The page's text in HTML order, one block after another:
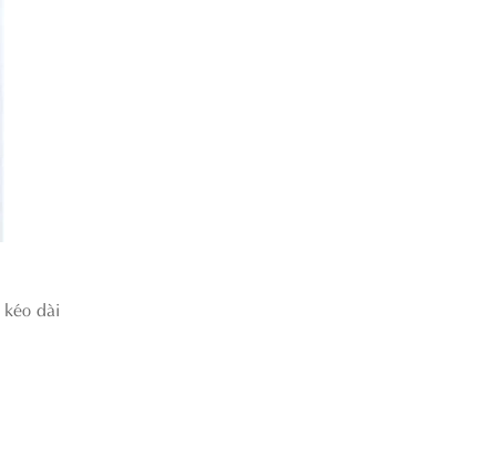
dài